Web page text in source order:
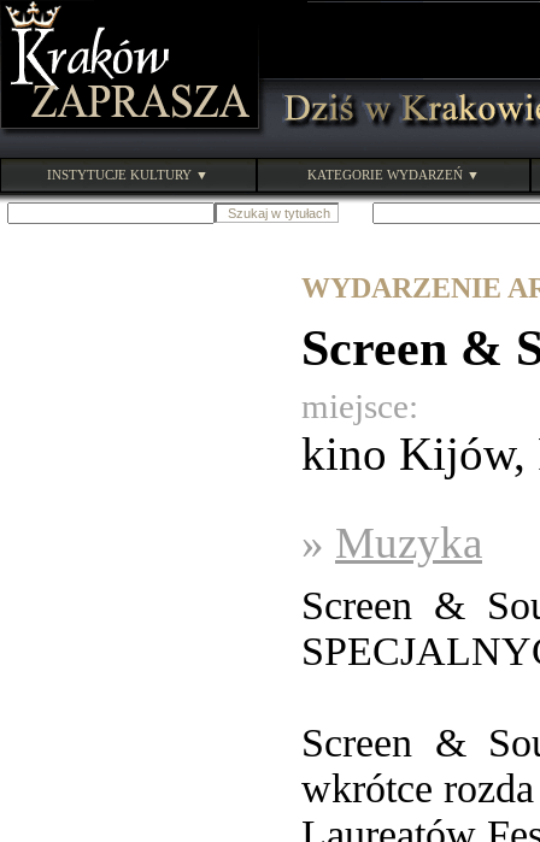
INSTYTUCJE KULTURY ▼ KATEGORIE WYDARZEŃ ▼
WYDARZENIE
Screen &
miejsce:
kino Kijów,
» Muzyka
Screen &
Screen &
wkrótce